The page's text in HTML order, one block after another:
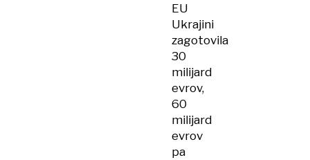
EU
Ukrajini
zagotovila
30
milijard
evrov,
60
milijard
evrov
pa